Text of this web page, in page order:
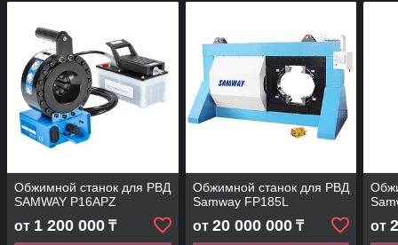
Обжимной станок для РВД
SAMWAY P16APZ
от 1 200 000 ₸
Обжимной станок для РВД
Samway FP185L
от 20 000 000₸ от